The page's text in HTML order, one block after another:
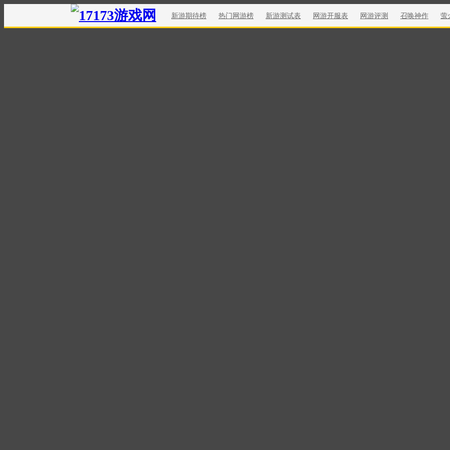
新游期待榜 热门网游榜 新游测试表 网游开服表 网游评测 召唤神作 萤